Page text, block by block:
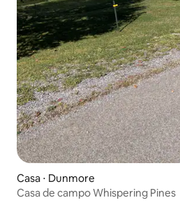
Casa ⋅ Dunmore
Casa de campo Whispering Pines